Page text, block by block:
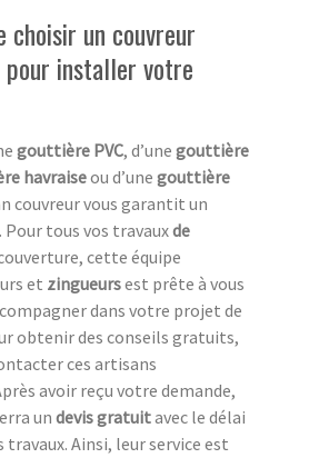
choisir un couvreur
installer votre
gouttière PVC, d’une gouttière
havraiseou d’une gouttière
couvreur vous garantit un
tous vos travauxde
cette équipe
et zingueursest prête à vous
dans votre projet de
obtenir des conseils gratuits,
ces artisans
avoir reçu votre demande,
un devis gratuitavec le délai
Ainsi, leur service est